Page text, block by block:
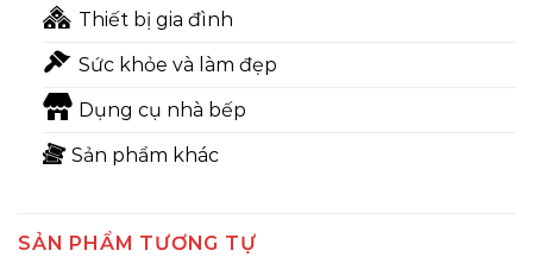
Thiết bị gia đình
Sức khỏe và làm đẹp
Dụng cụ nhà bếp
Sản phẩm khác
SẢN PHẨM TƯƠNG TỰ